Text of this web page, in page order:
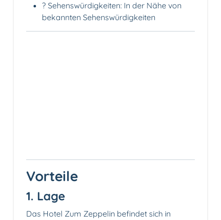
? Sehenswürdigkeiten: In der Nähe von
bekannten Sehenswürdigkeiten
Vorteile
1. Lage
Das Hotel Zum Zeppelin befindet sich in